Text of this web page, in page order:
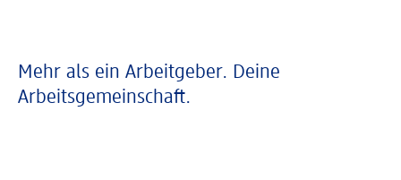
Mehr als ein Arbeitgeber. Deine
Arbeitsgemeinschaft.